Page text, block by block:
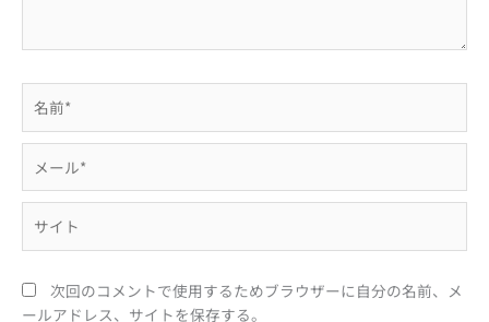
前
*
ル
次回のコメントで使用するためブラウザーに自分の名前、メ
ールアドレス、サイトを保存する。